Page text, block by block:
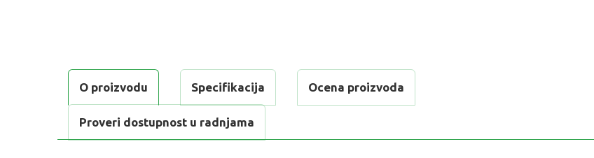
O proizvodu Specifikacija Ocena proizvoda
Proveri dostupnost u radnjama